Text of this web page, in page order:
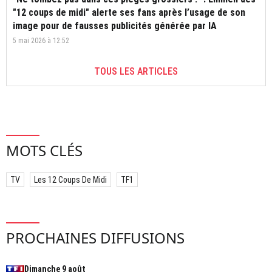
"12 coups de midi" alerte ses fans après l’usage de son
image pour de fausses publicités générée par IA
5 mai 2026 à 12:52
TOUS LES ARTICLES
MOTS CLÉS
TV Les 12 Coups De Midi TF1
PROCHAINES DIFFUSIONS
Dimanche 9 août